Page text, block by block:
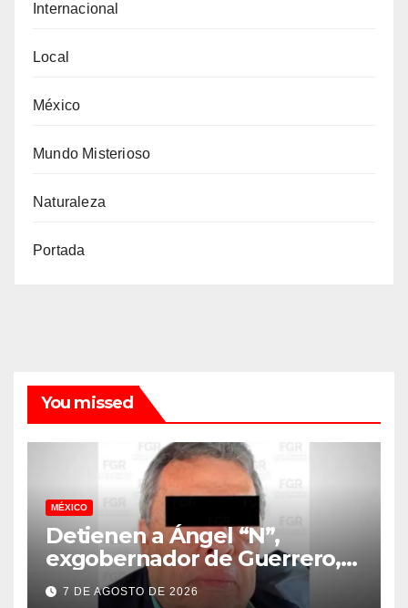
Internacional
Local
México
Mundo Misterioso
Naturaleza
Portada
You missed
MÉXICO
Detienen a Ángel “N”,
exgobernador de Guerrero,
vinculado a la desaparición
7 DE AGOSTO DE 2026